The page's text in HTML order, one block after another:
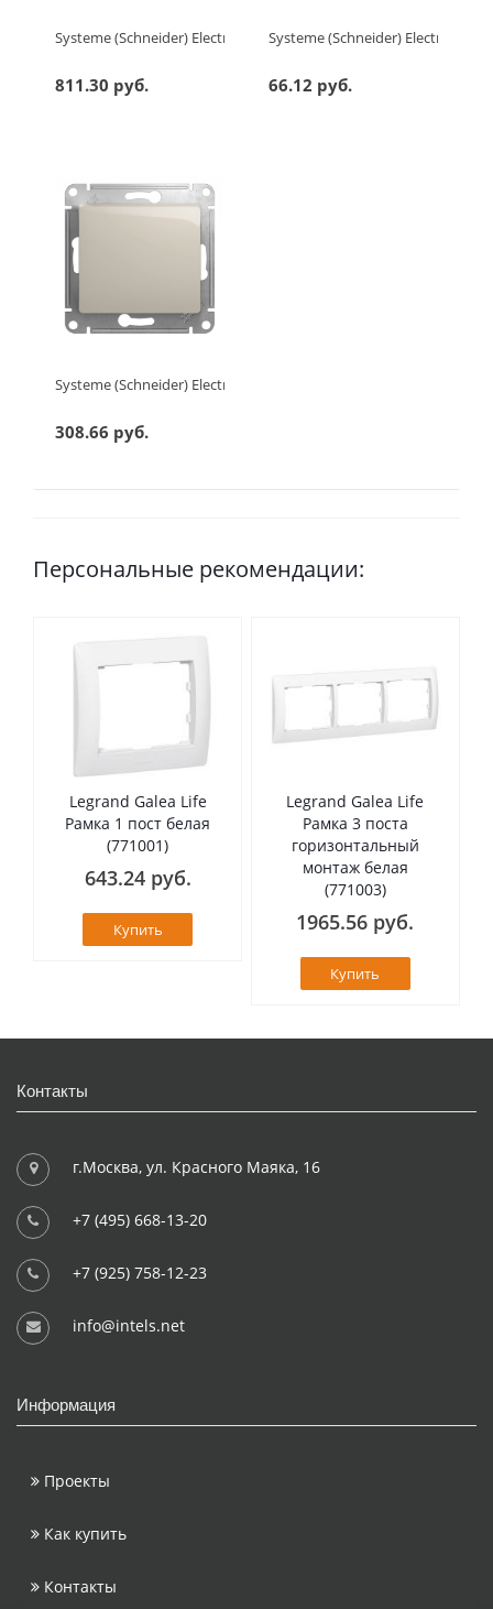
Systeme (Schneider) Electric GLOSSA РОЗЕТКА компьютерная
811.30 руб.
Systeme (Schneider) Electric
66.12 руб.
Systeme (Schneider) Electric GLOSSA 1-клавишный
308.66 руб.
Персональные рекомендации:
Legrand Galea Life
Рамка 1 пост белая
(771001)
643.24 руб.
Купить
Legrand Galea Life
Рамка 3 поста
горизонтальный
монтаж белая
(771003)
1965.56 руб.
Купить
Контакты
г.Москва, ул. Красного Маяка, 16
+7 (495) 668-13-20
+7 (925) 758-12-23
info@intels.net
Информация
Проекты
Как купить
Контакты